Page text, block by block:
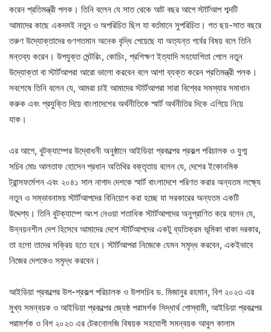
করেন প্রতিমন্ত্রী পলক। তিনি বলেন যে সাত থেকে আট বছর আগে স্টার্টআপ শব্দটি
আমাদের কাছে একদমই নতুন ও অপরিচিত ছিল যা বর্তমানে সুপরিচিত। গত ছয়-সাত বছরে
তরুণ উদ্যোক্তাদের গুণগতমান অনেক বৃদ্ধি পেয়েছে যা অত্যন্ত গর্বের বিষয় বলে তিনি
মন্তব্য করেন। উপযুক্ত মেন্টরিং, কোচিং, প্রশিক্ষণ ইত্যাদি সহযোগিতা পেলে নতুন
উদ্যোক্তা বা স্টার্টআপরা আরো ভালো করবেন বলে আশা ব্যক্ত করেন প্রতিমন্ত্রী পলক।
সবশেষে তিনি বলেন যে, আমরা চাই আমাদের স্টার্টআপরা সারা বিশ্বের সমস্যার সমাধান
করুক এবং প্রযুক্তি দিয়ে বাংলাদেশের অর্থনীতিকে স্মার্ট অর্থনীতির দিকে এগিয়ে নিয়ে
যাক।
এর আগে, বুটক্যাম্পের উদ্বোধনী অনুষ্ঠানে আইডিয়া প্রকল্পের প্রকল্প পরিচালক ও যুগ্ম
সচিব মোঃ আলতাফ হোসেনপ্রধান অতিথির বক্তৃতায় বলেন যে, দেশের ইকোনমিক
ট্রান্সফর্মেশন এবং ২০৪১ সাল নাগাদ দেশকে স্মার্ট বাংলাদেশে পরিণত করার অন্যতম লক্ষ্যে
নতুন ও সম্ভাবনাময় স্টার্টআপদের বিনিয়োগ করা হচ্ছে যা সরকারের অন্যতম একটি
উদ্দেশ্য। তিনি বুটক্যাম্পে অংশ নেওয়া শতাধিক স্টার্টআপদের অনুপ্রাণিত করে বলেন যে,
উন্নয়নশীল দেশ হিসেবে আমাদের দেশে স্টার্টআপদের একটু ব্যতিক্রম ভূমিকা থাকা দরকার,
তা হলো তাদের সক্রিয় হতে হবে। স্টার্টআপরা নিজেকে যেমন সমৃদ্ধ করবেন, একইভাবে
নিজের দেশকেও সমৃদ্ধ করবেন।
আইডিয়া প্রকল্পের উপ-প্রকল্প পরিচালক ও উপসচিব ড. মিজানুর রহমান, বিগ ২০২৩ এর
মুখ্য সমন্বয়ক ও আইডিয়া প্রকল্পের জ্যেষ্ঠ পরামর্শক সিদ্ধার্থ গোস্বামী, আইডিয়া প্রকল্পের
পরামর্শক ও বিগ ২০২৩ এর টেকনোলজি বিষয়ক সহযোগী সমন্বয়ক আবুল কালাম